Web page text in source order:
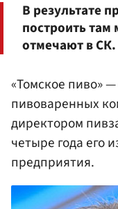
В результате
построить
отмечают в СК.
«Томское пиво»
пивоваренных
директором
четыре года его
предприятия.